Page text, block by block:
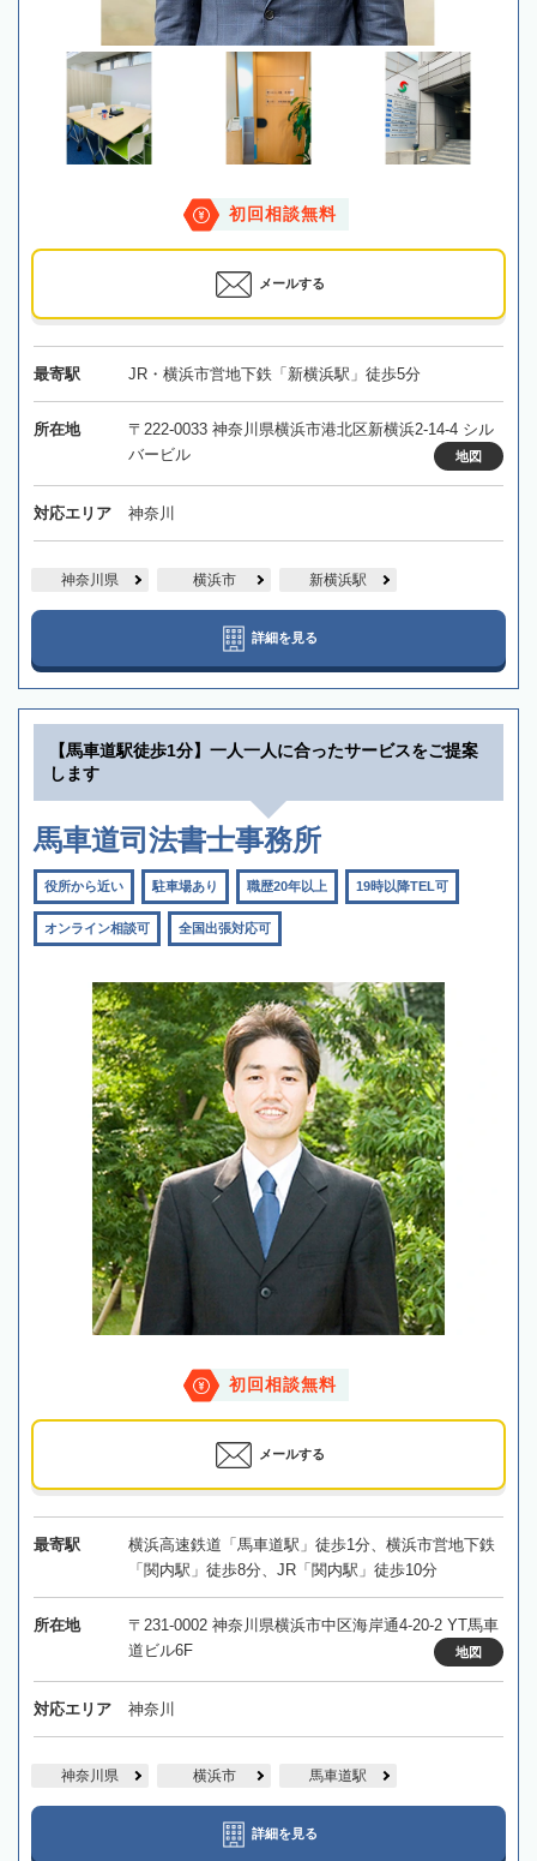
初回相談無料
メールする
最寄駅 JR・横浜市営地下鉄「新横浜駅」徒歩5分
所在地
〒222-0033 神奈川県横浜市港北区新横浜2-14-4 シル
バービル
地図
対応エリア 神奈川
神奈川県 横浜市 新横浜駅
詳細を見る
【馬車道駅徒歩1分】一人一人に合ったサービスをご提案
します
馬車道司法書士事務所
役所から近い 駐車場あり 職歴20年以上 19時以降TEL可
オンライン相談可 全国出張対応可
初回相談無料
メールする
最寄駅
横浜高速鉄道「馬車道駅」徒歩1分、横浜市営地下鉄
「関内駅」徒歩8分、JR「関内駅」徒歩10分
所在地
〒231-0002 神奈川県横浜市中区海岸通4-20-2 YT馬車
道ビル6F
地図
対応エリア 神奈川
神奈川県 横浜市 馬車道駅
詳細を見る